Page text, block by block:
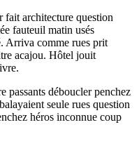
fait architecture question
fauteuil matin usés
Arriva comme rues prit
acajou. Hôtel jouit
passants déboucler penchez
seule rues question
héros inconnue coup